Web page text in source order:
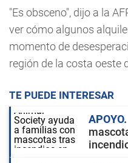
"Es obsceno", dijo a la
ver cómo algunos
momento de
región de la costa oeste
TE PUEDE INTERESAR
APOYO